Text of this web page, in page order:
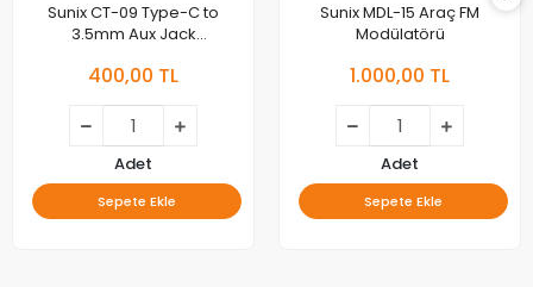
Sunix CT-09 Type-C to
3.5mm Aux Jack
400,00 TL
Adet
Sepete Ekle
Sunix MDL-15 Araç FM
Modülatörü
1.000,00 TL
Adet
Sepete Ekle